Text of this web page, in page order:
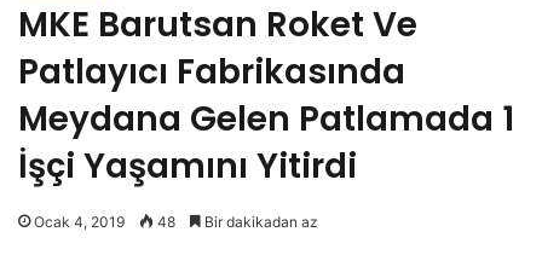
MKE Barutsan Roket Ve
Patlayıcı Fabrikasında
Meydana Gelen Patlamada 1
İşçi Yaşamını Yitirdi
Ocak 4, 2019 48 Bir dakikadan az